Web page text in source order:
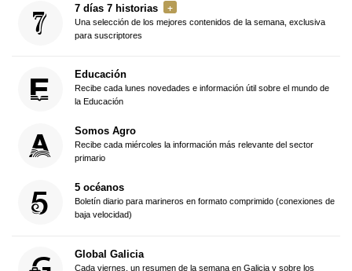
7 días 7 historias
Una selección de los mejores contenidos de la semana, exclusiva
para suscriptores
Educación
Recibe cada lunes novedades e información útil sobre el mundo de
la Educación
Somos Agro
Recibe cada miércoles la información más relevante del sector
primario
5 océanos
Boletín diario para marineros en formato comprimido (conexiones de
baja velocidad)
Global Galicia
Cada viernes, un resumen de la semana en Galicia y sobre los